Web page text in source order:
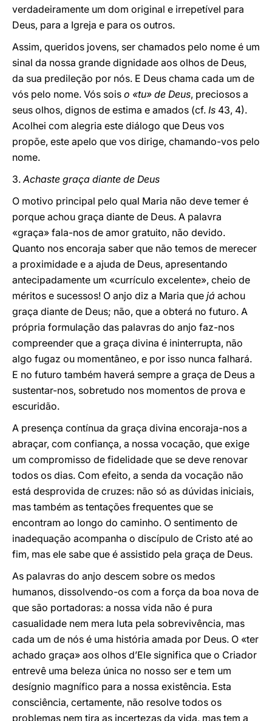
verdadeiramente um dom original e irrepetível para
Deus, para a Igreja e para os outros.
Assim, queridos jovens, ser chamados pelo nome é um
sinal da nossa grande dignidade aos olhos de Deus,
da sua predileção por nós. E Deus chama cada um de
vós pelo nome. Vós sois o «tu» de Deus, preciosos a
seus olhos, dignos de estima e amados (cf. Is 43, 4).
Acolhei com alegria este diálogo que Deus vos
propõe, este apelo que vos dirige, chamando-vos pelo
nome.
3.Achaste graça diante de Deus
O motivo principal pelo qual Maria não deve temer é
porque achou graça diante de Deus. A palavra
«graça» fala-nos de amor gratuito, não devido.
Quanto nos encoraja saber que não temos de merecer
a proximidade e a ajuda de Deus, apresentando
antecipadamente um «currículo excelente», cheio de
méritos e sucessos! O anjo diz a Maria que já achou
graça diante de Deus; não, que a obterá no futuro. A
própria formulação das palavras do anjo faz-nos
compreender que a graça divina é ininterrupta, não
algo fugaz ou momentâneo, e por isso nunca falhará.
E no futuro também haverá sempre a graça de Deus a
sustentar-nos, sobretudo nos momentos de prova e
escuridão.
A presença contínua da graça divina encoraja-nos a
abraçar, com confiança, a nossa vocação, que exige
um compromisso de fidelidade que se deve renovar
todos os dias. Com efeito, a senda da vocação não
está desprovida de cruzes: não só as dúvidas iniciais,
mas também as tentações frequentes que se
encontram ao longo do caminho. O sentimento de
inadequação acompanha o discípulo de Cristo até ao
fim, mas ele sabe que é assistido pela graça de Deus.
As palavras do anjo descem sobre os medos
humanos, dissolvendo-os com a força da boa nova de
que são portadoras: a nossa vida não é pura
casualidade nem mera luta pela sobrevivência, mas
cada um de nós é uma história amada por Deus. O «ter
achado graça» aos olhos d’Ele significa que o Criador
entrevê uma beleza única no nosso ser e tem um
desígnio magnífico para a nossa existência. Esta
consciência, certamente, não resolve todos os
problemas nem tira as incertezas da vida, mas tem a